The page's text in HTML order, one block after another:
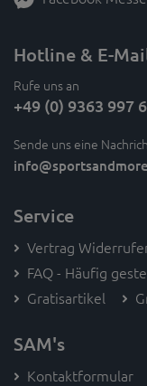
Hotline & E-
Rufe uns an
+49 (0) 9363 997
Sende uns eine
info
Service
Vertrag
FAQ - Häufig
Gratisartikel
SAM's
Kontaktformular